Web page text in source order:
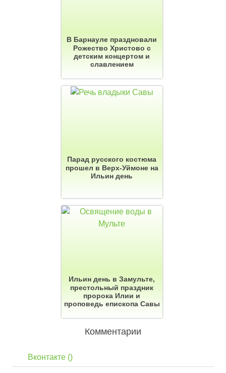
В Барнауле праздновали
Рожество Христово с
детским концертом и
славлением
Парад русского костюма
прошел в Верх-Уймоне на
Ильин день
Ильин день в Замульте,
престольный праздник
пророка Илии и
проповедь епископа Савы
Комментарии
Вконтакте ()